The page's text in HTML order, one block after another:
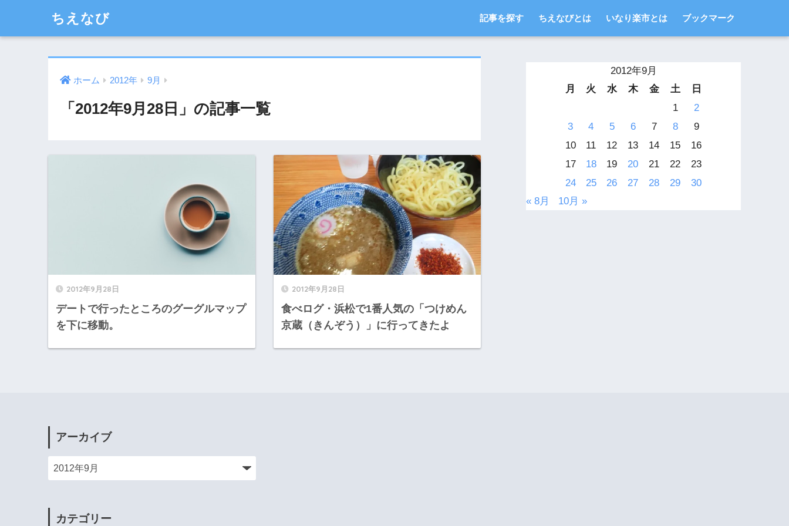
ちえなび 記事を探す ちえなびとは いなり楽市とは ブックマーク
ホーム 2012年 9月
「2012年9月28日」の記事一覧
2012年9月28日
デートで行ったところのグーグルマップ
を下に移動。
2012年9月28日
食べログ・浜松で1番人気の「つけめん
京蔵（きんぞう）」に行ってきたよ
2012年9月
月
火 水 木 金 土
日
1
2
3
4 5 6 7 8
9
10
11 12 13 14 15
16
17
18 19 20 21 22
23
24
25 26 27 28 29
30
« 8月
10月 »
アーカイブ
カテゴリー